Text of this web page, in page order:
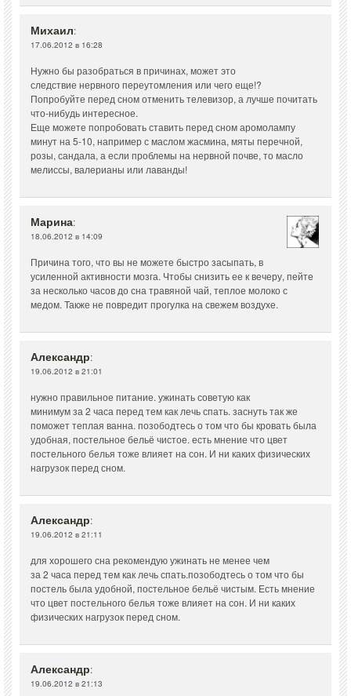
Михаил:
17.06.2012 в 16:28
Нужно бы разобраться в причинах, может это
следствие нервного переутомления или чего еще!?
Попробуйте перед сном отменить телевизор, а лучше почитать
что-нибудь интересное.
Еще можете попробовать ставить перед сном аромолампу
минут на 5-10, например с маслом жасмина, мяты перечной,
розы, сандала, а если проблемы на нервной почве, то масло
мелиссы, валерианы или лаванды!
Марина:
18.06.2012 в 14:09
Причина того, что вы не можете быстро засыпать, в
усиленной активности мозга. Чтобы снизить ее к вечеру, пейте
за несколько часов до сна травяной чай, теплое молоко с
медом. Также не повредит прогулка на свежем воздухе.
Александр:
19.06.2012 в 21:01
нужно правильное питание. ужинать советую как
минимум за 2 часа перед тем как лечь спать. заснуть так же
поможет теплая ванна. позободтесь о том что бы кровать была
удобная, постельное бельё чистое. есть мнение что цвет
постельного белья тоже влияет на сон. И ни каких физических
нагрузок перед сном.
Александр:
19.06.2012 в 21:11
для хорошего сна рекомендую ужинать не менее чем
за 2 часа перед тем как лечь спать.позободтесь о том что бы
постель была удобной, постельное бельё чистым. Есть мнение
что цвет постельного белья тоже влияет на сон. И ни каких
физических нагрузок перед сном.
Александр:
19.06.2012 в 21:13